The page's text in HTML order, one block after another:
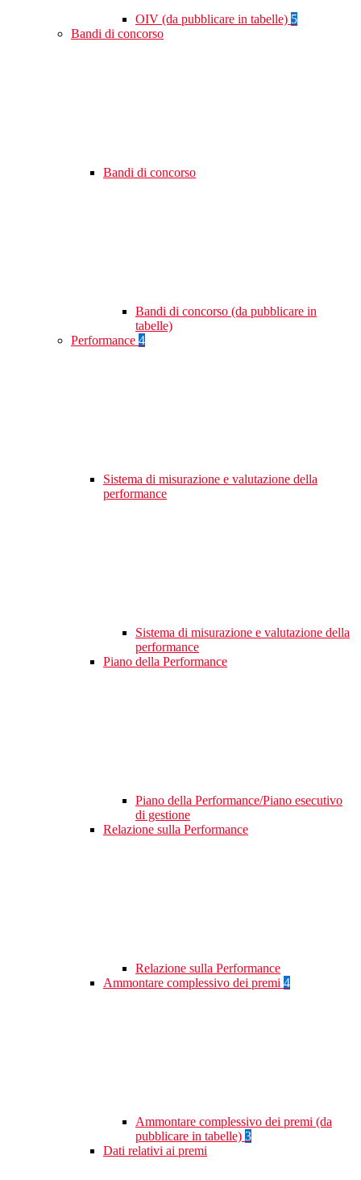
OIV (da pubblicare in tabelle) 5
Bandi di concorso
Bandi di concorso
Bandi di concorso (da pubblicare in
tabelle)
Performance 4
Sistema di misurazione e valutazione della
performance
Sistema di misurazione e valutazione della
performance
Piano della Performance
Piano della Performance/Piano esecutivo
di gestione
Relazione sulla Performance
Relazione sulla Performance
Ammontare complessivo dei premi 4
Ammontare complessivo dei premi (da
pubblicare in tabelle) 3
Dati relativi ai premi